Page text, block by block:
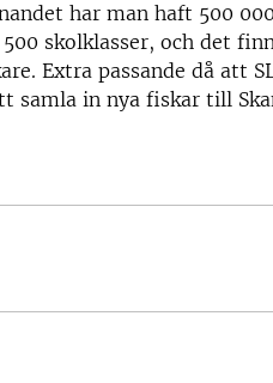
har man haft 500
skolklasser, och det
Extra passande då att
samla in nya fiskar till